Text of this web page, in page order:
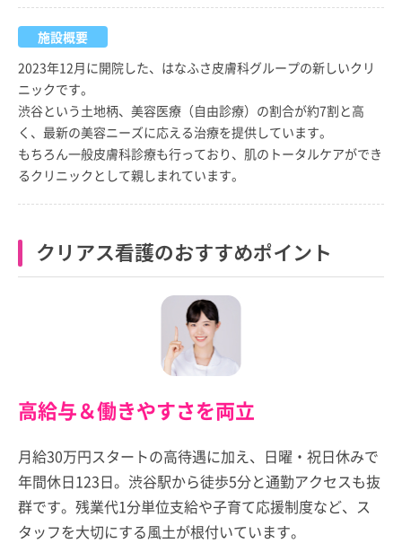
施設概要
2023年12月に開院した、はなふさ皮膚科グループの新しいクリ
ニックです。
渋谷という土地柄、美容医療（自由診療）の割合が約7割と高
く、最新の美容ニーズに応える治療を提供しています。
もちろん一般皮膚科診療も行っており、肌のトータルケアができ
るクリニックとして親しまれています。
クリアス看護のおすすめポイント
高給与＆働きやすさを両立
月給30万円スタートの高待遇に加え、日曜・祝日休みで
年間休日123日。渋谷駅から徒歩5分と通勤アクセスも抜
群です。残業代1分単位支給や子育て応援制度など、ス
タッフを大切にする風土が根付いています。